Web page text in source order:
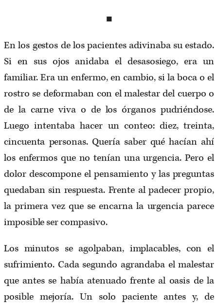
■
En los gestos de los pacientes adivinaba su estado.
Si en sus ojos anidaba el desasosiego, era un
familiar. Era un enfermo, en cambio, si la boca o el
rostro se deformaban con el malestar del cuerpo o
de la carne viva o de los órganos pudriéndose.
Luego intentaba hacer un conteo: diez, treinta,
cincuenta personas. Quería saber qué hacían ahí
los enfermos que no tenían una urgencia. Pero el
dolor descompone el pensamiento y las preguntas
quedaban sin respuesta. Frente al padecer propio,
la primera vez que se encarna la urgencia parece
imposible ser compasivo.
Los minutos se agolpaban, implacables, con el
sufrimiento. Cada segundo agrandaba el malestar
que antes se había atenuado frente al oasis de la
posible mejoría. Un solo paciente antes y, de